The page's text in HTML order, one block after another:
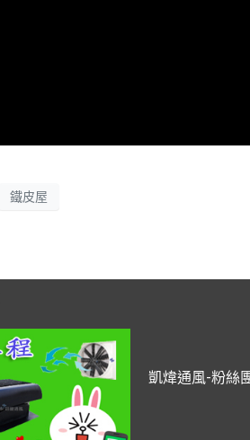
鐵皮屋
凱煒通風-粉絲